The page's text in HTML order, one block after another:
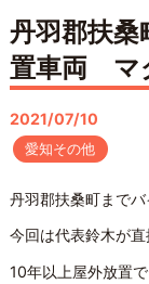
丹羽郡扶
置車両 マ
2021/07/10
愛知その他
丹羽郡扶桑町まで
今回は代表鈴木が直
10年以上屋外放置